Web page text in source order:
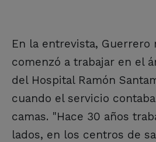
En la entrevista, Guerrero
comenzó a trabajar en el
del Hospital Ramón
cuando el servicio
camas. "Hace 30 años
lados, en los centros de